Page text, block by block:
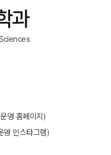
과
영 홈페이지)
영 인스타그램)